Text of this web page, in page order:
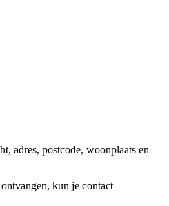
adres, postcode, woonplaats en
kun je contact